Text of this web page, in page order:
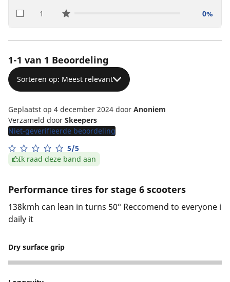
1star reviews 0%
1-1 van 1 Beoordeling
Sorteren op: Meest relevant
Geplaatst op 4 december 2024 door Anoniem
Verzameld door Skeepers
Niet-geverifieerde beoordeling
5/5
Ik raad deze band aan
Performance tires for stage 6 scooters
138kmh can lean in turns 50° Reccomend to everyone i
daily it
Dry surface grip
5